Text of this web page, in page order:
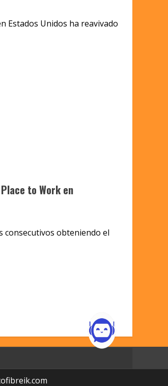
Estados Unidos ha reavivado
to Work en
consecutivos obteniendo el